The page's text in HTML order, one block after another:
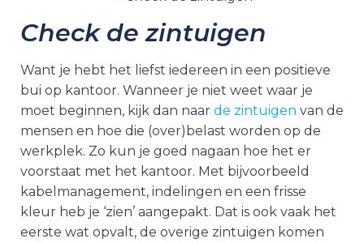
Check de zintuigen
Want je hebt het liefst iedereen in een positieve
bui op kantoor. Wanneer je niet weet waar je
moet beginnen, kijk dan naar de zintuigen van de
mensen en hoe die (over)belast worden op de
werkplek. Zo kun je goed nagaan hoe het er
voorstaat met het kantoor. Met bijvoorbeeld
kabelmanagement, indelingen en een frisse
kleur heb je ‘zien’ aangepakt. Dat is ook vaak het
eerste wat opvalt, de overige zintuigen komen